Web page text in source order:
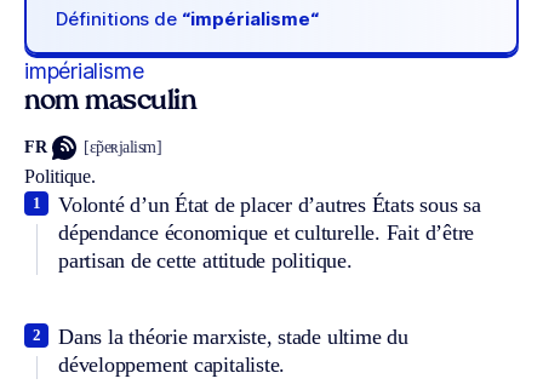
Définitions de “impérialisme“
impérialisme
nom masculin
FR [ɛ̃peʀjalism]
Politique.
Volonté d’un État de placer d’autres États sous sa
dépendance économique et culturelle. Fait d’être
partisan de cette attitude politique.
1
Dans la théorie marxiste, stade ultime du
développement capitaliste.
2